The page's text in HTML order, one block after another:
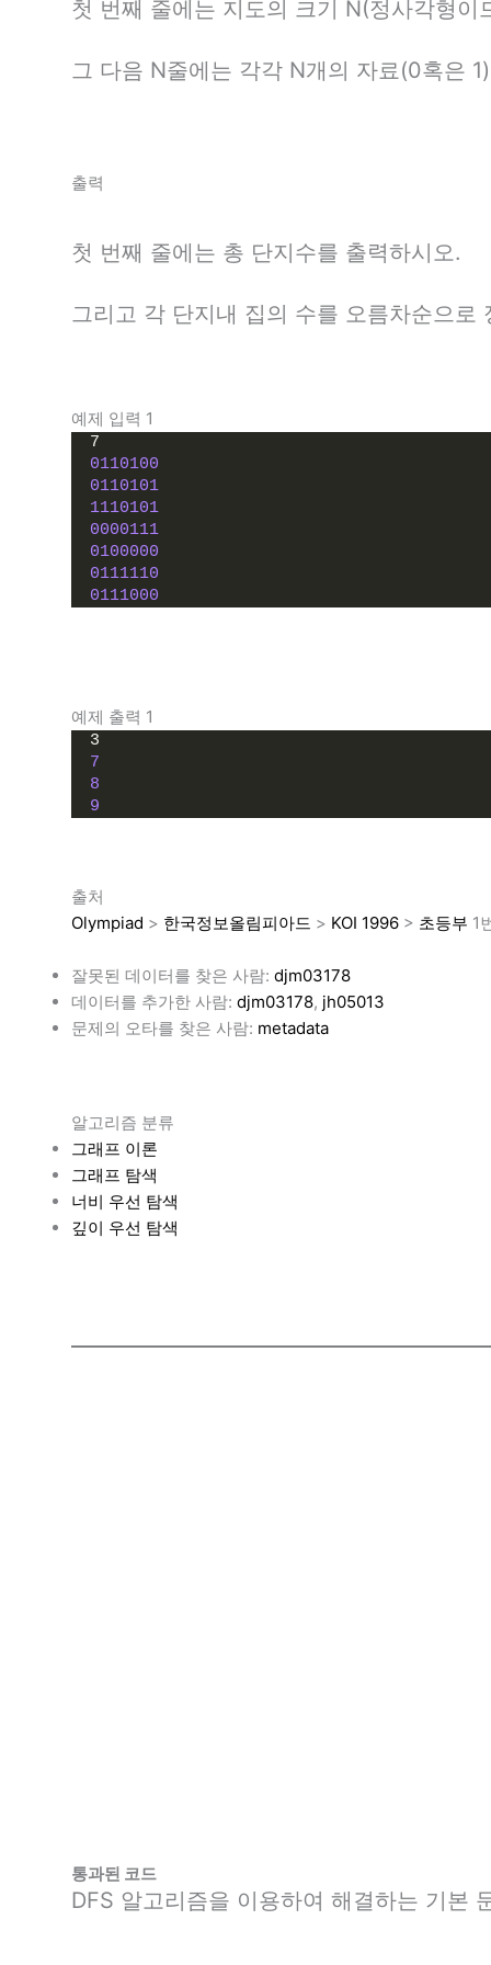
첫 번째 줄에는 지도의 크기 N(정사각형
그 다음 N줄에는 각각 N개의 자료(0혹은
출력
첫 번째 줄에는 총 단지수를 출력하시오.
그리고 각 단지내 집의 수를 오름차순으
예제 입력 1
7
0110100
0110101
1110101
0000111
0100000
0111110
0111000
예제 출력 1
3
7
8
9
출처
Olympiad > 한국정보올림피아드 > KOI 1996 > 초등부 1
잘못된 데이터를 찾은 사람: djm03178
데이터를 추가한 사람: djm03178, jh05013
문제의 오타를 찾은 사람: metadata
알고리즘 분류
그래프 이론
그래프 탐색
너비 우선 탐색
깊이 우선 탐색
통과된 코드
DFS 알고리즘을 이용하여 해결하는 기본